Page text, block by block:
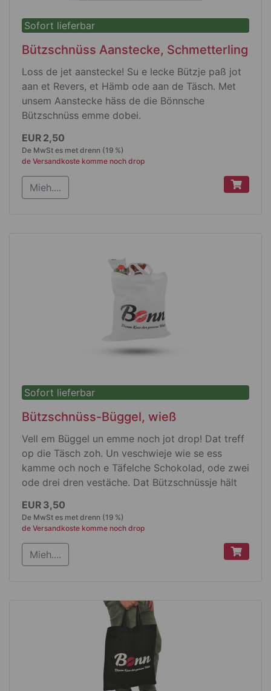
Sofort lieferbar
Bützschnüss Aanstecke, Schmetterling
Loss de jet aanstecke! Su e lecke Bützje paß jot
aan et Revers, et Hämb ode aan de Täsch. Met
unsem Aanstecke häss de die Bönnsche
Bützschnüss emme dobei.
Produktdetails
Format: Elipse
mit Schmetterlingsverschluß
Größe 20 mm x 12 mm
EUR 2,50
De MwSt es met drenn (19 %)
de Versandkoste komme noch drop
Mieh....
Sofort lieferbar
Bützschnüss-Büggel, wieß
Vell em Büggel un emme noch jot drop! Dat treff
op die Täsch zoh. Un veschwieje wie se ess
kamme och noch e Täfelche Schokolad, ode zwei
ode drei dren vestäche. Dat Bützschnüssje hält
Produktdetails
Wieß met kuéte Henkele
38 x 42 cm jruß
EUR 3,50
De MwSt es met drenn (19 %)
de Versandkoste komme noch drop
Mieh....